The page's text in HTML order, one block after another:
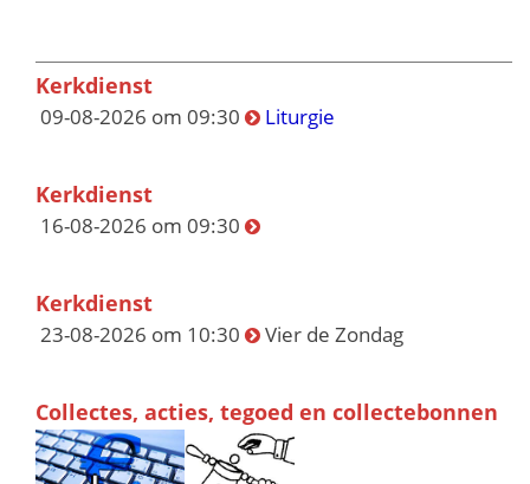
Kerkdienst
09-08-2026 om 09:30 Liturgie
Kerkdienst
16-08-2026 om 09:30
Kerkdienst
23-08-2026 om 10:30 Vier de Zondag
Collectes, acties, tegoed en collectebonnen